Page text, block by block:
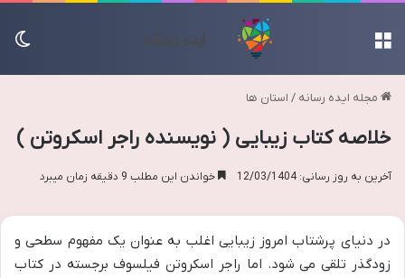
مجله ایده رسانه / استان ها
خلاصه کتاب زیبایی ( نویسنده راجر اسکروتن )
آخرین به روز رسانی: 12/03/1404 خواندن این مطلب 9 دقیقه زمان میبرد
در دنیای پرشتاب امروز زیبایی اغلب به عنوان یک مفهوم سطحی و
زودگذر تلقی می شود. اما راجر اسکروتن فیلسوف برجسته در کتاب